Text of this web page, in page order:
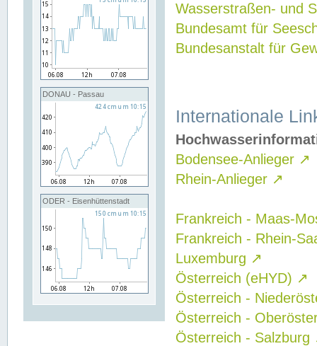
DONAU - Passau
ODER - Eisenhüttenstadt
Wasserstraßen- und
Bundesamt für
Bundesanstalt für
Internationale
Bodensee-Anlieger ↗
Rhein-Anlieger ↗
Frankreich - Maas-
Frankreich - Rhein-
Luxemburg ↗
Österreich (eHYD) ↗
Österreich -
Österreich -
Österreich - Salzburg